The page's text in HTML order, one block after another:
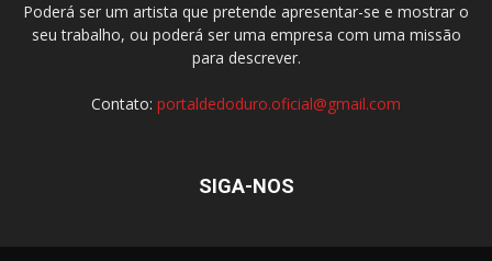
Poderá ser um artista que pretende apresentar-se e mostrar o
seu trabalho, ou poderá ser uma empresa com uma missão
para descrever.
Contato: portaldedoduro.oficial@gmail.com
SIGA-NOS